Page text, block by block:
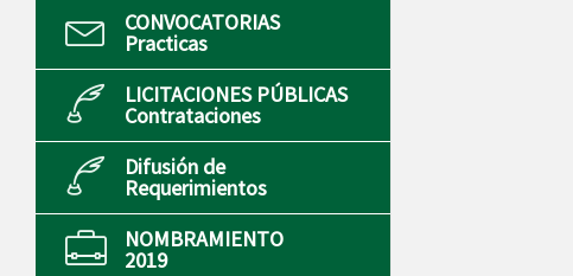
CONVOCATORIAS
Practicas
LICITACIONES PÚBLICAS
Contrataciones
Difusión de
Requerimientos
NOMBRAMIENTO
2019